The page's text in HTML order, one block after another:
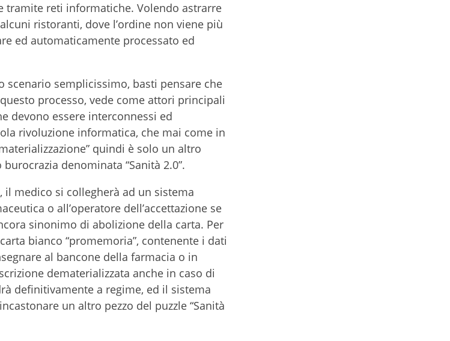
tramite reti informatiche. Volendo astrarre
ristoranti, dove l’ordine non viene più
ed automaticamente processato ed
scenario semplicissimo, basti pensare che
processo, vede come attori principali
devono essere interconnessi ed
rivoluzione informatica, che mai come in
quindi è solo un altro
denominata “Sanità 2.0”.
medico si collegherà ad un sistema
o all’operatore dell’accettazione se
sinonimo di abolizione della carta. Per
bianco “promemoria”, contenente i dati
al bancone della farmacia o in
dematerializzata anche in caso di
definitivamente a regime, ed il sistema
un altro pezzo del puzzle “Sanità